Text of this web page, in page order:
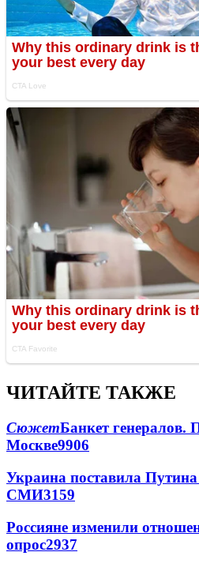
ЧИТАЙТЕ ТАКЖЕ
СюжетБанкет генералов.
Москве9906
Украина поставила
СМИ3159
Россияне изменили
опрос2937